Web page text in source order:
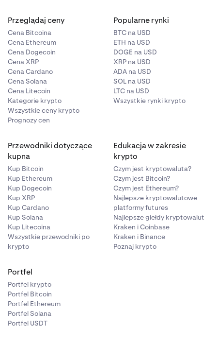
Przeglądaj ceny
Cena Bitcoina
Cena Ethereum
Cena Dogecoin
Cena XRP
Cena Cardano
Cena Solana
Cena Litecoin
Kategorie krypto
Wszystkie ceny krypto
Prognozy cen
Popularne rynki
BTC na USD
ETH na USD
DOGE na USD
XRP na USD
ADA na USD
SOL na USD
LTC na USD
Wszystkie rynki krypto
Przewodniki dotyczące
kupna
Kup Bitcoin
Kup Ethereum
Kup Dogecoin
Kup XRP
Kup Cardano
Kup Solana
Kup Litecoina
Wszystkie przewodniki po
krypto
Edukacja w zakresie
krypto
Czym jest kryptowaluta?
Czym jest Bitcoin?
Czym jest Ethereum?
Najlepsze kryptowalutowe
platformy futures
Najlepsze giełdy kryptowalut
Kraken i Coinbase
Kraken i Binance
Poznaj krypto
Portfel
Portfel krypto
Portfel Bitcoin
Portfel Ethereum
Portfel Solana
Portfel USDT